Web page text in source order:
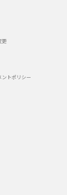
更
ントポリシー